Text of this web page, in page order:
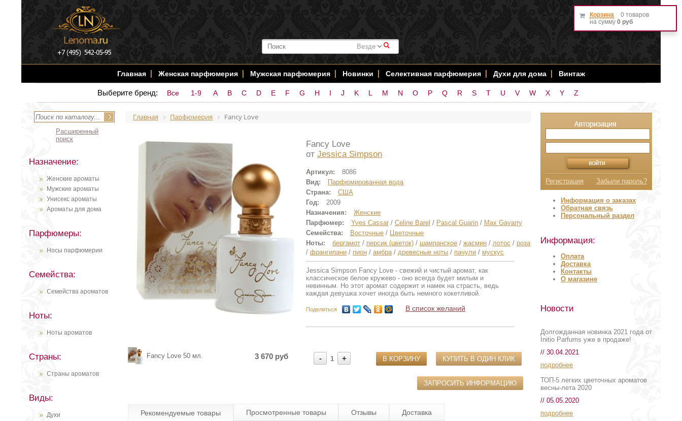
#
Главная Женская парфюмерия Мужская парфюмерия Новинки Селективная парфюмерия Духи для дома Винтаж
Выберите бренд: Все 1-9 A B C D E F G H I J K L M N O P Q R S T U V W X Y Z
Расширенный
поиск
Назначение:
Женские ароматы
Мужские ароматы
Унисекс ароматы
Ароматы для дома
Парфюмеры:
Носы парфюмерии
Семейства:
Семейства ароматов
Ноты:
Ноты ароматов
Страны:
Страны ароматов
Виды:
Духи
Главная Парфюмерия Fancy Love
Fancy Love
от Jessica Simpson
Артикул:
8086
Вид:
Парфюмированная вода
Страна:
США
Год:
2009
Назначения:
Женские
Парфюмер:
Yves Cassar / Celine Barel / Pascal Guarin / Max Gavarry
Семейства:
Восточные / Цветочные
Ноты:
бергамот / персик (цветок) / шампанское / жасмин / лотос / роза
/ франгипани / пион / амбра/ древесные ноты / пачули / мускус
Jessica Simpson Fancy Love - свежий и чистый аромат, как
классическое белое кружево - оно всегда будет милым и
невинным. Но этот аромат содержит и намек на страсть, ведь
каждая девушка хочет иногда быть немного кокетливой.
Поделиться В список желаний
Fancy Love 50 мл. В КОРЗИНУ КУПИТЬ В ОДИН КЛИК
- 1 +
3 670 руб
ЗАПРОСИТЬ ИНФОРМАЦИЮ
Рекомендуемые товары Просмотренные товары Отзывы Доставка
Корзина
0 товаров
на сумму 0 руб
Регистрация Забыли пароль?
Информация о заказах
Обратная связь
Персональный раздел
Информация:
Оплата
Доставка
Контакты
О магазине
Новости
Долгожданная новинка 2021 года от
Initio Parfums уже в продаже!
// 30.04.2021
подробнее
ТОП-5 легких цветочных ароматов
весны-лета 2020
// 05.05.2020
подробнее